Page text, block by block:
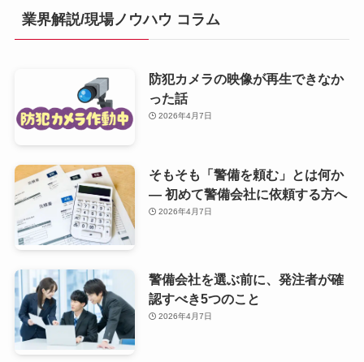
業界解説/現場ノウハウ コラム
防犯カメラの映像が再生できなか
った話
2026年4月7日
そもそも「警備を頼む」とは何か
— 初めて警備会社に依頼する方へ
2026年4月7日
警備会社を選ぶ前に、発注者が確
認すべき5つのこと
2026年4月7日